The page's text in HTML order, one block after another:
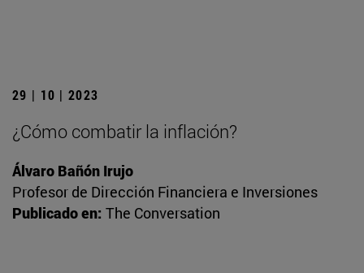
29 | 10 | 2023
¿Cómo combatir la inflación?
Álvaro Bañón Irujo
Profesor de Dirección Financiera e Inversiones
Publicado en: The Conversation